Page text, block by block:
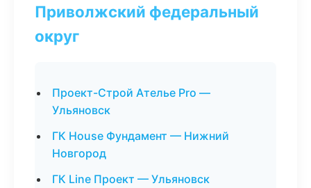
Приволжский федеральный
округ
Проект-Строй Ателье Pro —
Ульяновск
ГК House Фундамент — Нижний
Новгород
ГК Line Проект — Ульяновск